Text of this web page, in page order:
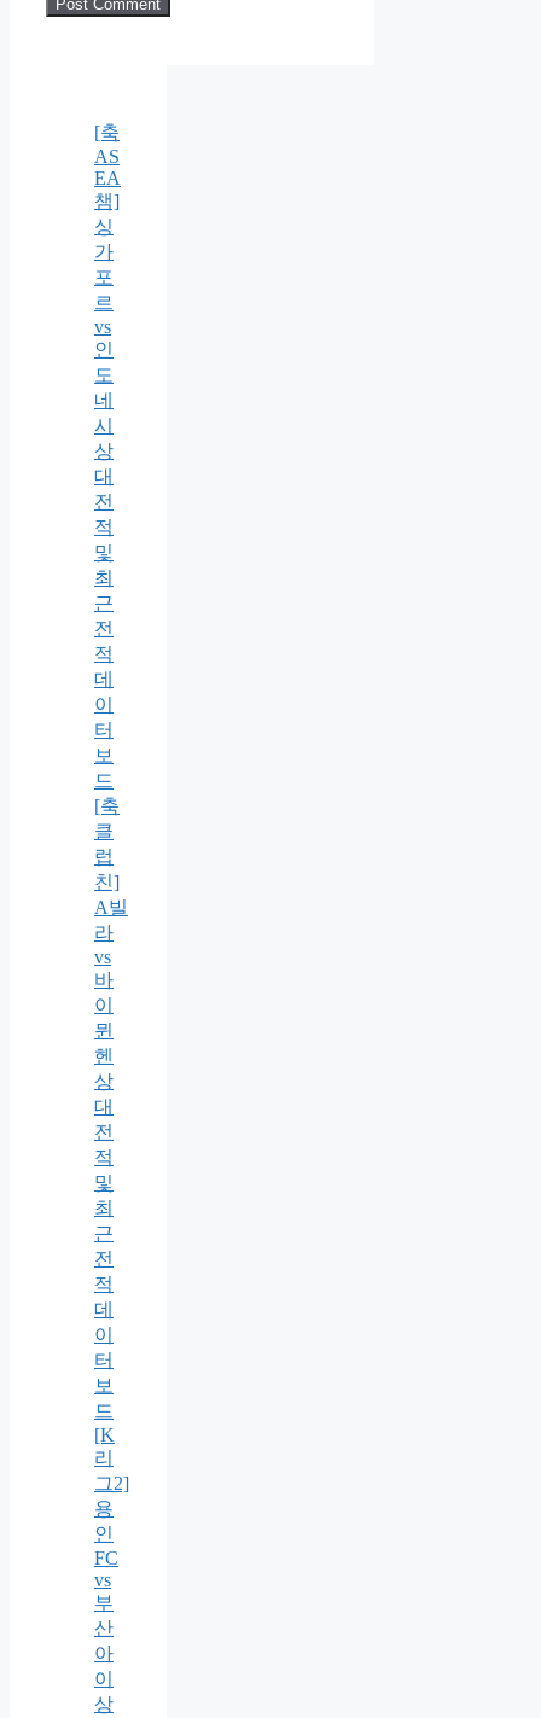
[축
AS
EA
챔]
싱
가
포
르
vs
인
도
네
시
상
대
전
적
및
최
근
전
적
데
이
터
보
드
[축
클
럽
친]
A빌
라
vs
바
이
뮌
헨
상
대
전
적
및
최
근
전
적
데
이
터
보
드
[K
리
그2]
용
인
FC
vs
부
산
아
이
상